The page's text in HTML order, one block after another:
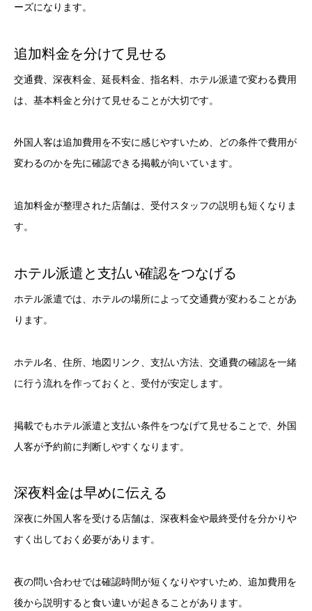
ーズになります。
追加料金を分けて見せる
交通費、深夜料金、延長料金、指名料、ホテル派遣で変わる費用
は、基本料金と分けて見せることが大切です。
外国人客は追加費用を不安に感じやすいため、どの条件で費用が
変わるのかを先に確認できる掲載が向いています。
追加料金が整理された店舗は、受付スタッフの説明も短くなりま
す。
ホテル派遣と支払い確認をつなげる
ホテル派遣では、ホテルの場所によって交通費が変わることがあ
ります。
ホテル名、住所、地図リンク、支払い方法、交通費の確認を一緒
に行う流れを作っておくと、受付が安定します。
掲載でもホテル派遣と支払い条件をつなげて見せることで、外国
人客が予約前に判断しやすくなります。
深夜料金は早めに伝える
深夜に外国人客を受ける店舗は、深夜料金や最終受付を分かりや
すく出しておく必要があります。
夜の問い合わせでは確認時間が短くなりやすいため、追加費用を
後から説明すると食い違いが起きることがあります。